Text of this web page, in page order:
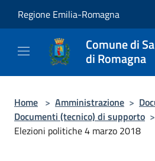
Regione Emilia-Romagna
Comune di
di Romagna
Home > Amministrazione >
Documenti (tecnico) di supporto >
Elezioni politiche 4 marzo 2018